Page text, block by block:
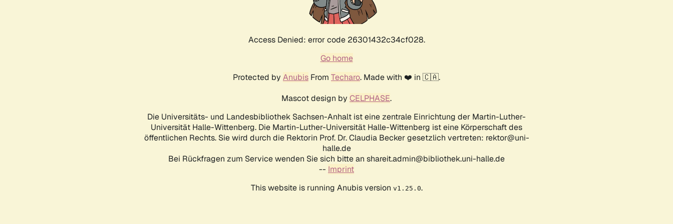
Access Denied: error code 26301432c34cf028.
Go home
Protected by Anubis From Techaro. Made with ❤️ in 🇨🇦.
Mascot design by CELPHASE.
Die Universitäts- und Landesbibliothek Sachsen-Anhalt ist eine zentrale Einrichtung der Martin-Luther-
Universität Halle-Wittenberg. Die Martin-Luther-Universität Halle-Wittenberg ist eine Körperschaft des
öffentlichen Rechts. Sie wird durch die Rektorin Prof. Dr. Claudia Becker gesetzlich vertreten: rektor@uni-
halle.de
Bei Rückfragen zum Service wenden Sie sich bitte an shareit.admin@bibliothek.uni-halle.de
-- Imprint
This website is running Anubis version v1.25.0.